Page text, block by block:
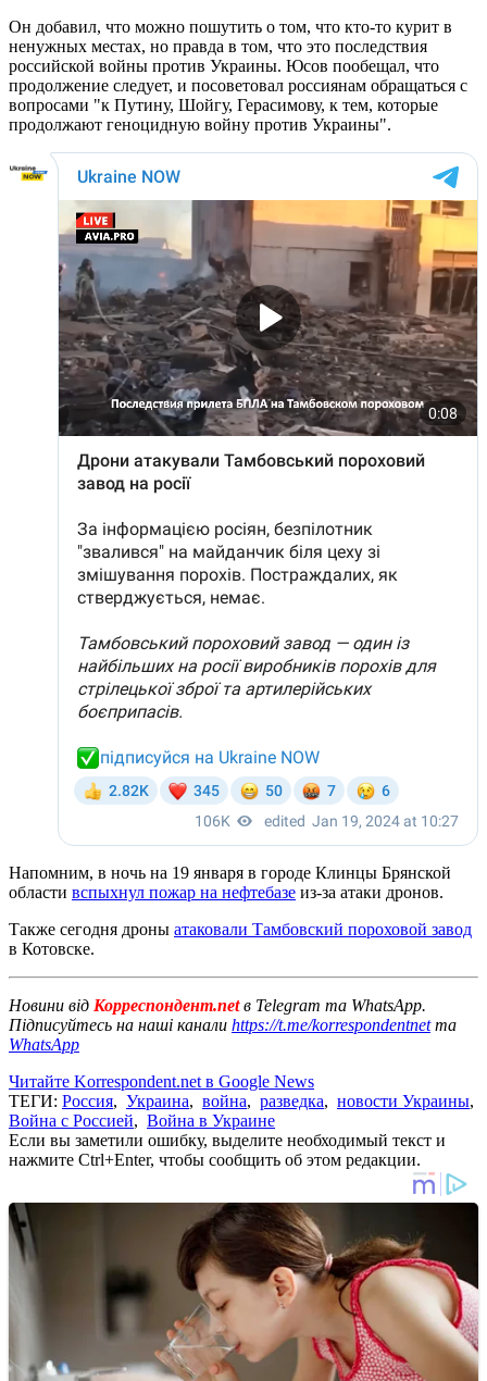
Он добавил, что можно пошутить о том, что кто-то курит в
ненужных местах, но правда в том, что это последствия
российской войны против Украины. Юсов пообещал, что
продолжение следует, и посоветовал россиянам обращаться с
вопросами "к Путину, Шойгу, Герасимову, к тем, которые
продолжают геноцидную войну против Украины".
Напомним, в ночь на 19 января в городе Клинцы Брянской
области вспыхнул пожар на нефтебазе из-за атаки дронов.
Также сегодня дроны атаковали Тамбовский пороховой завод
в Котовске.
Новини від Корреспондент.netв Telegram та WhatsApp.
Підписуйтесь на наші канали https://t.me/korrespondentnetта
WhatsApp
Читайте Korrespondent.net в Google News
ТЕГИ: Россия, Украина, война, разведка, новости Украины,
Война с Россией, Война в Украине
Если вы заметили ошибку, выделите необходимый текст и
нажмите Ctrl+Enter, чтобы сообщить об этом редакции.